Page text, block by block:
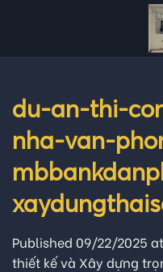
du-an-thi-
nha-van-
Published 09/22/2025 at
thiết kế và Xây dựng